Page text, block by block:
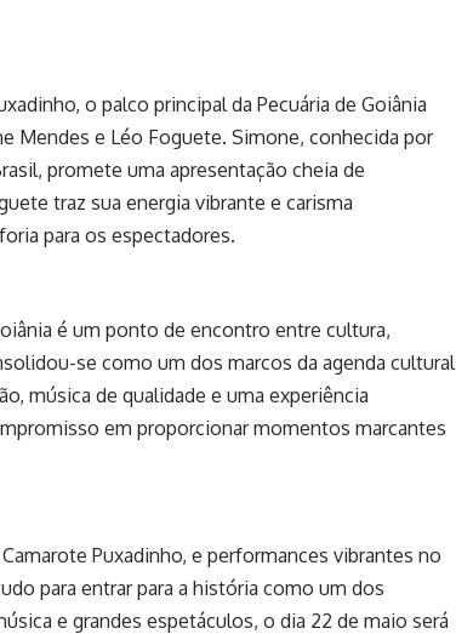
o palco principal da Pecuária de Goiânia
Mendes e Léo Foguete. Simone, conhecida por
promete uma apresentação cheia de
traz sua energia vibrante e carisma
para os espectadores.
é um ponto de encontro entre cultura,
se como um dos marcos da agenda cultural
música de qualidade e uma experiência
em proporcionar momentos marcantes
Puxadinho, e performances vibrantes no
para entrar para a história como um dos
e grandes espetáculos, o dia 22 de maio será